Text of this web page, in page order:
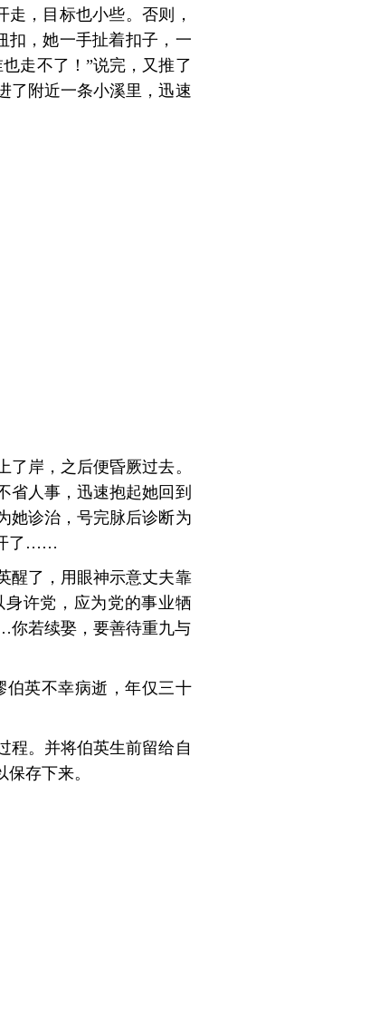
，目标也小些。否则，
扣，她一手扯着扣子，一
走不了！”说完，又推了
了附近一条小溪里，迅速
岸，之后便昏厥过去。
省人事，迅速抱起她回到
她诊治，号完脉后诊断为
开了……
醒了，用眼神示意丈夫靠
许党，应为党的事业牺
你若续娶，要善待重九与
伯英不幸病逝，年仅三十
程。并将伯英生前留给自
存下来。